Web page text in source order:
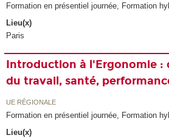
Formation en présentiel journée, Formation
Lieu(x)
Paris
Introduction à l'Ergonomie :
du travail, santé,
UE RÉGIONALE
Formation en présentiel journée, Formation
Lieu(x)